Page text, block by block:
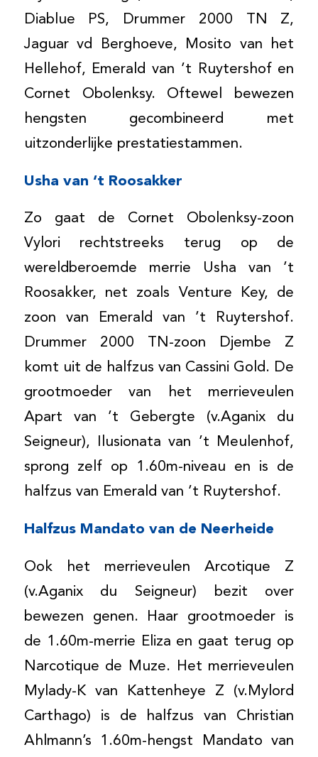
Diablue PS, Drummer 2000 TN Z,
Jaguar vd Berghoeve, Mosito van het
Hellehof, Emerald van ’t Ruytershof en
Cornet Obolenksy. Oftewel bewezen
hengsten gecombineerd met
uitzonderlijke prestatiestammen.
Usha van ‘t Roosakker
Zo gaat de Cornet Obolenksy-zoon
Vylori rechtstreeks terug op de
wereldberoemde merrie Usha van ’t
Roosakker, net zoals Venture Key, de
zoon van Emerald van ’t Ruytershof.
Drummer 2000 TN-zoon Djembe Z
komt uit de halfzus van Cassini Gold. De
grootmoeder van het merrieveulen
Apart van ’t Gebergte (v.Aganix du
Seigneur), Ilusionata van ’t Meulenhof,
sprong zelf op 1.60m-niveau en is de
halfzus van Emerald van ’t Ruytershof.
Halfzus Mandato van de Neerheide
Ook het merrieveulen Arcotique Z
(v.Aganix du Seigneur) bezit over
bewezen genen. Haar grootmoeder is
de 1.60m-merrie Eliza en gaat terug op
Narcotique de Muze. Het merrieveulen
Mylady-K van Kattenheye Z (v.Mylord
Carthago) is de halfzus van Christian
Ahlmann’s 1.60m-hengst Mandato van